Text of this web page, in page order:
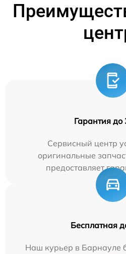
Гарантия до
Сервисный центр
оригинальные
предоставляет
Бесплатная
Наш курьер в Барнауле